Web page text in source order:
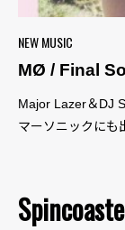
NEW MUSIC
MØ / Final
Major Lazer＆DJ
マーソニックにも